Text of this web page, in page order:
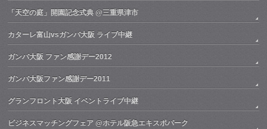
「天空の庭」開園記念式典 @三重県津市
カターレ富山vsガンバ大阪 ライブ中継
ガンバ大阪 ファン感謝デー2012
ガンバ大阪ファン感謝デー2011
グランフロント大阪 イベントライブ中継
ビジネスマッチングフェア @ホテル阪急エキスポパーク